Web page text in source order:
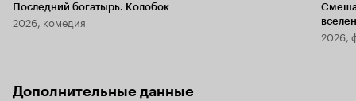
Последний богатырь. Колобок
2026, комедия
2026,
Дополнительные данные